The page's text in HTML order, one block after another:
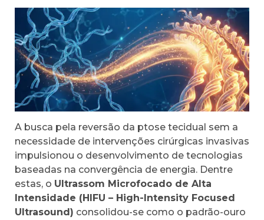
A busca pela reversão da ptose tecidual sem a
necessidade de intervenções cirúrgicas invasivas
impulsionou o desenvolvimento de tecnologias
baseadas na convergência de energia. Dentre
estas, o Ultrassom Microfocado de Alta
Intensidade (HIFU – High-Intensity Focused
Ultrasound) consolidou-se como o padrão-ouro